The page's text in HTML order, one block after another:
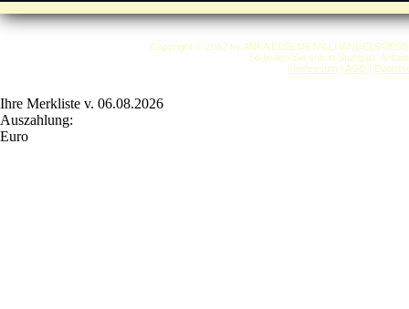
Copyright © 2012 by ANKA
So finden Sie uns in Stuttgart:
Impressum| AGB|
Ihre Merkliste v. 06.08.2026
Auszahlung:
Euro